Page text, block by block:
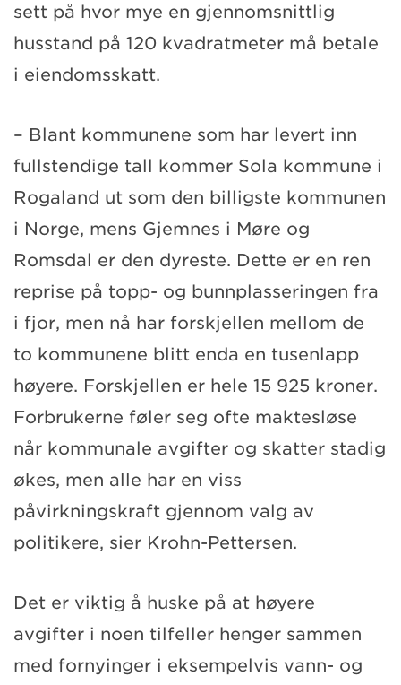
sett på hvor mye en gjennomsnittlig
husstand på 120 kvadratmeter må betale
i eiendomsskatt.
– Blant kommunene som har levert inn
fullstendige tall kommer Sola kommune i
Rogaland ut som den billigste kommunen
i Norge, mens Gjemnes i Møre og
Romsdal er den dyreste. Dette er en ren
reprise på topp- og bunnplasseringen fra
i fjor, men nå har forskjellen mellom de
to kommunene blitt enda en tusenlapp
høyere. Forskjellen er hele 15 925 kroner.
Forbrukerne føler seg ofte maktesløse
når kommunale avgifter og skatter stadig
økes, men alle har en viss
påvirkningskraft gjennom valg av
politikere, sier Krohn-Pettersen.
Det er viktig å huske på at høyere
avgifter i noen tilfeller henger sammen
med fornyinger i eksempelvis vann- og